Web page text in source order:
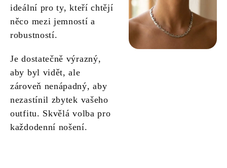
ideální pro ty, kteří chtějí
něco mezi jemností a
robustností.
Je dostatečně výrazný,
aby byl vidět, ale
zároveň nenápadný, aby
nezastínil zbytek vašeho
outfitu. Skvělá volba pro
každodenní nošení.